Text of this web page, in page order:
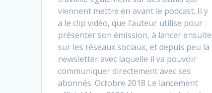
viennent mettre en avant le podcast. Il y
a le clip vidéo, que l’auteur utilise pour
présenter son émission, à lancer ensuite
sur les réseaux sociaux, et depuis peu la
newsletter avec laquelle il va pouvoir
communiquer directement avec ses
abonnés. Octobre 2018 Le lancement